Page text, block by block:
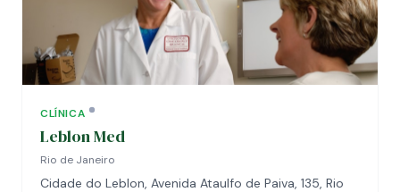
CLÍNICA
Leblon Med
Rio de Janeiro
Cidade do Leblon, Avenida Ataulfo de Paiva, 135, Rio